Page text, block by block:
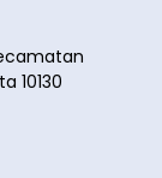
10130